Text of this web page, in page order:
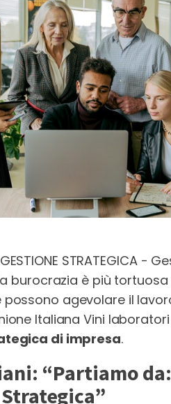
GESTIONE STRATEGICA
burocrazia è più
agevolare il
Italiana Vini
di impresa.
“Partiamo